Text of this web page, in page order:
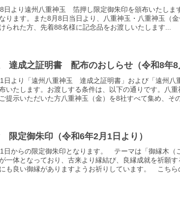
日より遠州八重神玉 箔押し限定御朱印を頒布いたしま
ります。また8月8日当日より、八重神玉・八重神玉（
られた方、先着88名様に記念品をお渡しいたします...
達成之証明書 配布のおしらせ（令和8年8
日より「遠州八重神玉 達成之証明書」および「遠州
いたします。お渡しする条件は、以下の通りです。八
提示いただいた方八重神玉（金）を8社すべて集め、その
限定御朱印（令和6年2月1日より）
日からの限定御朱印となります。 テーマは「御縁木
一体となっており、古来より縁結び、良縁成就を祈願
良い御縁がありますようお祈りしています。 こちら